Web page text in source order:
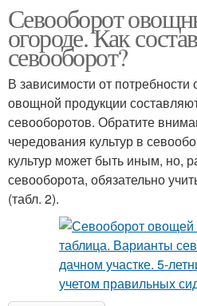
Севооборот
огороде. Как
севооборот?
В зависимости от
овощной продукции
севооборотов. Обратите
чередования культур в
культур может быть иным, но,
севооборота, обязательно
(табл. 2).